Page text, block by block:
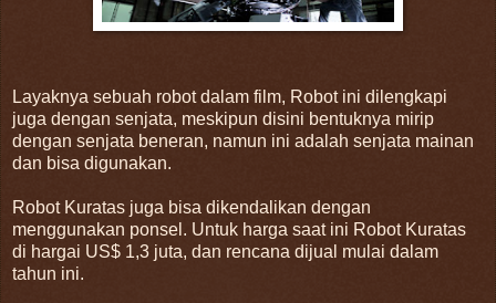
Layaknya sebuah robot dalam film, Robot ini dilengkapi
juga dengan senjata, meskipun disini bentuknya mirip
dengan senjata beneran, namun ini adalah senjata mainan
dan bisa digunakan.
Robot Kuratas juga bisa dikendalikan dengan
menggunakan ponsel. Untuk harga saat ini Robot Kuratas
di hargai US$ 1,3 juta, dan rencana dijual mulai dalam
tahun ini.